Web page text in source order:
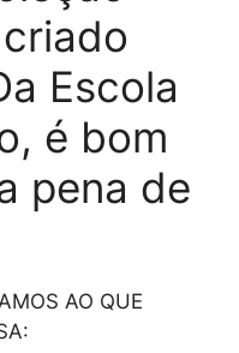
Escola
é bom
pena de
AO QUE